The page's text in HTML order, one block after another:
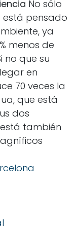
No sólo
está pensado
ya
menos de
no que su
en
70 veces la
que está
dos
también